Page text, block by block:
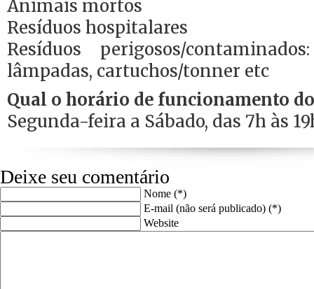
Animais mortos
Resíduos hospitalares
Resíduos perigosos/
lâmpadas, cartuchos/tonner etc
Qual o horário de funcionamento
Segunda-feira a Sábado, das 7h às
Deixe seu comentário
Nome (*)
E-mail (não será publicado) (*)
Website